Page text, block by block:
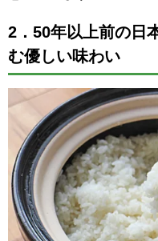
2．50年以上前の日
む優しい味わい